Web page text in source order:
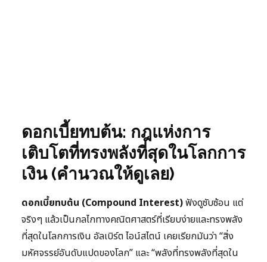
ดอกเบี้ยทบต้น: กฎแห่งการ
เติบโตที่ทรงพลังที่สุดในโลกการ
เงิน (คำนวณให้ดูเลย)
ดอกเบี้ยทบต้น (Compound Interest)ฟังดูซับซ้อน แต่
จริงๆ แล้วเป็นกลไกทางคณิตศาสตร์ที่เรียบง่ายและทรงพลัง
ที่สุดในโลกการเงิน อัลเบิร์ต ไอน์สไตน์ เคยเรียกมันว่า “สิ่ง
มหัศจรรย์อันดับแปดของโลก” และ “พลังที่ทรงพลังที่สุดใน